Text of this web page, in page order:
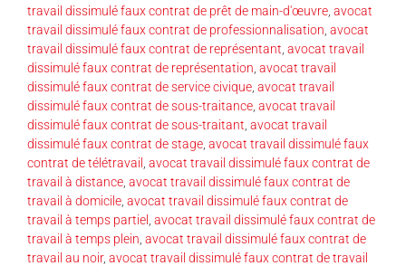
travail dissimulé faux contrat de prêt de main-d'œuvre avocat
travail dissimulé faux contrat de professionnalisation avocat
travail dissimulé faux contrat de représentant avocat travail
dissimulé faux contrat de représentation avocat travail
dissimulé faux contrat de service civique avocat travail
dissimulé faux contrat de sous-traitance avocat travail
dissimulé faux contrat de sous-traitant avocat travail
dissimulé faux contrat de stage avocat travail dissimulé faux
contrat de télétravail avocat travail dissimulé faux contrat de
travail à distance avocat travail dissimulé faux contrat de
travail à domicile avocat travail dissimulé faux contrat de
travail à temps partiel avocat travail dissimulé faux contrat de
travail à temps plein avocat travail dissimulé faux contrat de
travail au noir, avocat travail dissimulé faux contrat de travail